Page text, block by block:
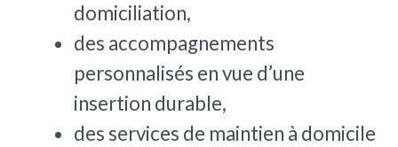
domiciliation,
des accompagnements
personnalisés en vue d’une
insertion durable,
des services de maintien à domicile